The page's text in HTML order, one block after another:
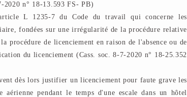
2020 n° 18-13.593 FS- PB)
L 1235-7 du Code du travail qui concerne les
fondées sur une irrégularité de la procédure relative
procédure de licenciement en raison de l'absence ou de
du licenciement (Cass. soc. 8-7-2020 n° 18-25.352
dès lors justifier un licenciement pour faute grave les
pendant le temps d'une escale dans un hôtel